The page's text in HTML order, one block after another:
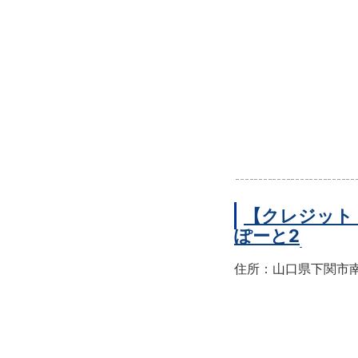
【クレジッ
ぽーと2
住所：山口県下関市